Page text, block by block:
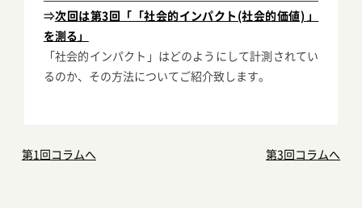
⇒次回は第3回「「社会的インパクト(社会的価値) 」
を測る」
「社会的インパクト」はどのようにして計測されてい
るのか、その方法についてご紹介致します。
第1回コラムへ 第3回コラムへ